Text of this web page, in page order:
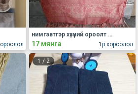
1р хороолол
нимгэвтгэр хүзүүний ороолт зарна.
17 мянга
1 / 2